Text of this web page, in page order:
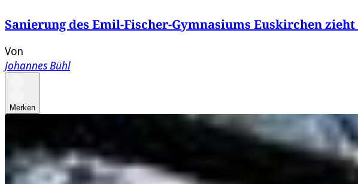
Sanierung des Emil-Fischer-Gymnasiums Euskirchen
Von
Johannes Bühl
Merken